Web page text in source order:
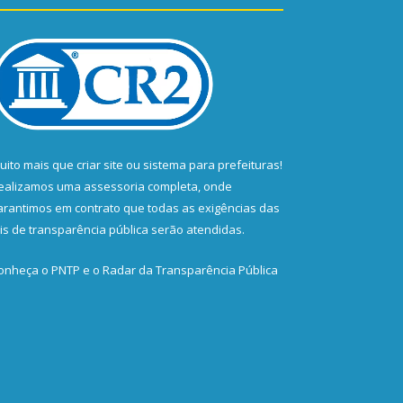
mais que criar site ou sistema para prefeituras!
uma assessoria completa, onde
em contrato que todas as exigências das
de transparência pública serão atendidas.
o PNTP e o Radar da Transparência Pública